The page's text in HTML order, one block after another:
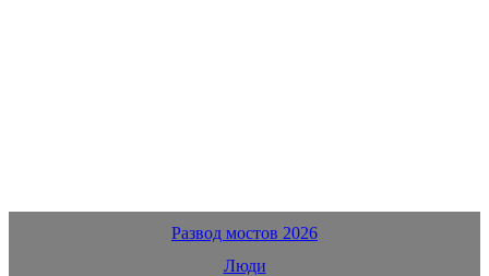
Развод мостов 2026
Люди